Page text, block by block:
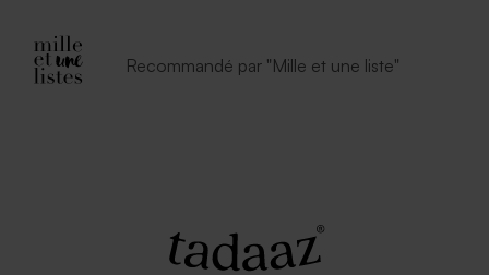
Recommandé par "Mille et une liste"